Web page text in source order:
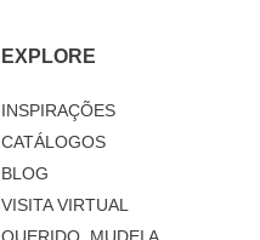
EXPLORE
INSPIRAÇÕES
CATÁLOGOS
BLOG
VISITA VIRTUAL